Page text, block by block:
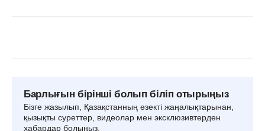
Барлығын бірінші болып біліп отырыңыз
Бізге жазылып, Қазақстанның өзекті жаңалықтарынан,
қызықты суреттер, видеолар мен эксклюзивтерден
хабардар болыңыз.